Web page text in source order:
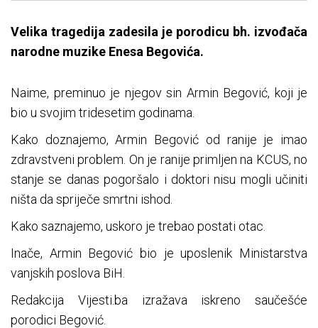
Velika tragedija zadesila je porodicu bh. izvođača
narodne muzike Enesa Begovića.
Naime, preminuo je njegov sin Armin Begović, koji je
bio u svojim tridesetim godinama.
Kako doznajemo, Armin Begović od ranije je imao
zdravstveni problem. On je ranije primljen na KCUS, no
stanje se danas pogoršalo i doktori nisu mogli učiniti
ništa da spriječe smrtni ishod.
Kako saznajemo, uskoro je trebao postati otac.
Inače, Armin Begović bio je uposlenik Ministarstva
vanjskih poslova BiH.
Redakcija Vijesti.ba izražava iskreno saučešće
porodici Begović.